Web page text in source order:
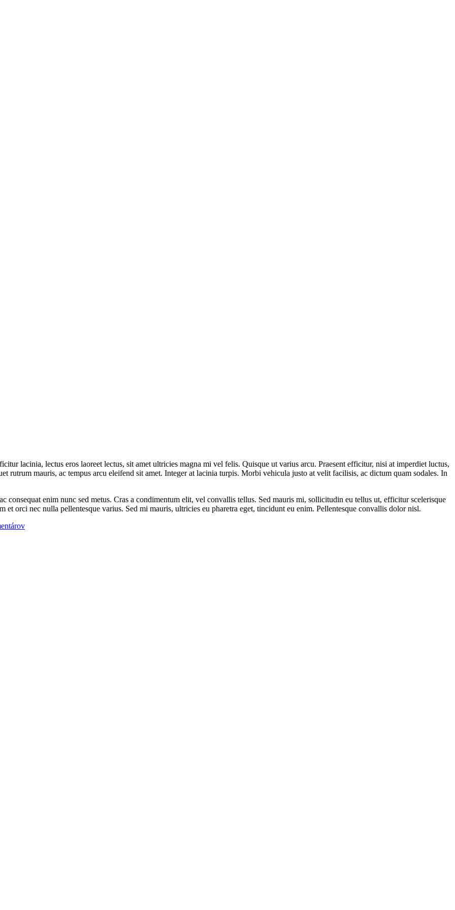
lacinia, lectus eros laoreet lectus, sit amet ultricies magna mi vel felis. Quisque ut varius arcu. Praesent efficitur, nisi at imperdiet luctus,
rutrum mauris, ac tempus arcu eleifend sit amet. Integer at lacinia turpis. Morbi vehicula justo at velit facilisis, ac dictum quam sodales. In
consequat enim nunc sed metus. Cras a condimentum elit, vel convallis tellus. Sed mauris mi, sollicitudin eu tellus ut, efficitur scelerisque
et orci nec nulla pellentesque varius. Sed mi mauris, ultricies eu pharetra eget, tincidunt eu enim. Pellentesque convallis dolor nisl.